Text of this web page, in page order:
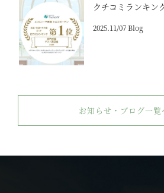
クチコミランキン
2025.11/07 Blog
お知らせ・ブログ一覧